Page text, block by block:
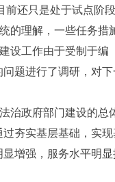
还只是处于试点阶段
的理解，一些任务措
设工作由于受制于编
题进行了调研，对
治政府部门建设的总
夯实基层基础，实
增强，服务水平明